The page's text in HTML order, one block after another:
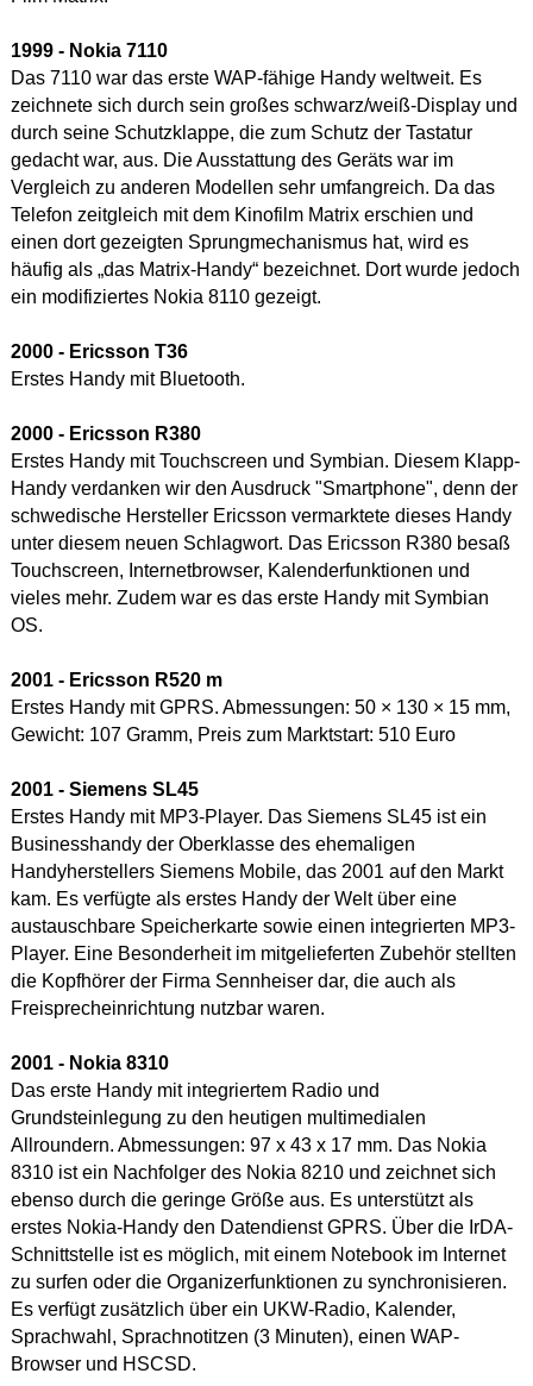
1999 - Nokia 7110
Das 7110 war das erste WAP-fähige Handy weltweit. Es
zeichnete sich durch sein großes schwarz/weiß-Display und
durch seine Schutzklappe, die zum Schutz der Tastatur
gedacht war, aus. Die Ausstattung des Geräts war im
Vergleich zu anderen Modellen sehr umfangreich. Da das
Telefon zeitgleich mit dem Kinofilm Matrix erschien und
einen dort gezeigten Sprungmechanismus hat, wird es
häufig als „das Matrix-Handy“ bezeichnet. Dort wurde jedoch
ein modifiziertes Nokia 8110 gezeigt.
2000 - Ericsson T36
Erstes Handy mit Bluetooth.
2000 - Ericsson R380
Erstes Handy mit Touchscreen und Symbian. Diesem Klapp-
Handy verdanken wir den Ausdruck "Smartphone", denn der
schwedische Hersteller Ericsson vermarktete dieses Handy
unter diesem neuen Schlagwort. Das Ericsson R380 besaß
Touchscreen, Internetbrowser, Kalenderfunktionen und
vieles mehr. Zudem war es das erste Handy mit Symbian
OS.
2001 - Ericsson R520 m
Erstes Handy mit GPRS. Abmessungen: 50 × 130 × 15 mm,
Gewicht: 107 Gramm, Preis zum Marktstart: 510 Euro
2001 - Siemens SL45
Erstes Handy mit MP3-Player. Das Siemens SL45 ist ein
Businesshandy der Oberklasse des ehemaligen
Handyherstellers Siemens Mobile, das 2001 auf den Markt
kam. Es verfügte als erstes Handy der Welt über eine
austauschbare Speicherkarte sowie einen integrierten MP3-
Player. Eine Besonderheit im mitgelieferten Zubehör stellten
die Kopfhörer der Firma Sennheiser dar, die auch als
Freisprecheinrichtung nutzbar waren.
2001 - Nokia 8310
Das erste Handy mit integriertem Radio und
Grundsteinlegung zu den heutigen multimedialen
Allroundern. Abmessungen: 97 x 43 x 17 mm. Das Nokia
8310 ist ein Nachfolger des Nokia 8210 und zeichnet sich
ebenso durch die geringe Größe aus. Es unterstützt als
erstes Nokia-Handy den Datendienst GPRS. Über die IrDA-
Schnittstelle ist es möglich, mit einem Notebook im Internet
zu surfen oder die Organizerfunktionen zu synchronisieren.
Es verfügt zusätzlich über ein UKW-Radio, Kalender,
Sprachwahl, Sprachnotitzen (3 Minuten), einen WAP-
Browser und HSCSD.